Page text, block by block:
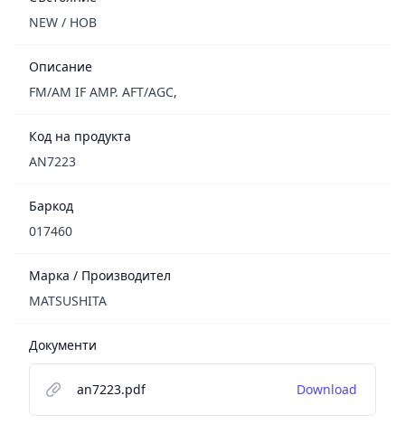
NEW / НОВ
Описание
FM/AM IF AMP. AFT/AGC,
Код на продукта
AN7223
Баркод
017460
Марка / Производител
MATSUSHITA
Документи
an7223.pdf Download